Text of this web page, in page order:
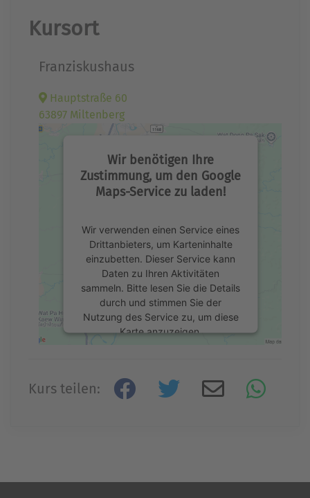
Kursort
Franziskushaus
Hauptstraße 60
63897 Miltenberg
Wir benötigen Ihre
Zustimmung, um den Google
Maps-Service zu laden!
Wir verwenden einen Service eines
Drittanbieters, um Karteninhalte
einzubetten. Dieser Service kann
Daten zu Ihren Aktivitäten
sammeln. Bitte lesen Sie die Details
durch und stimmen Sie der
Nutzung des Service zu, um diese
Karte anzuzeigen.
Kurs teilen: